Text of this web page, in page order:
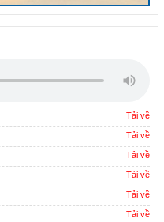
Tải về
Tải về
Tải về
Tải về
Tải về
Tải về